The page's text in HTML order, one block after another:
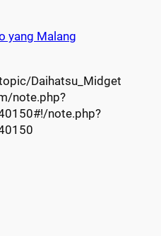
yang Malang
Daihatsu_Midget
note.php?
note.php?